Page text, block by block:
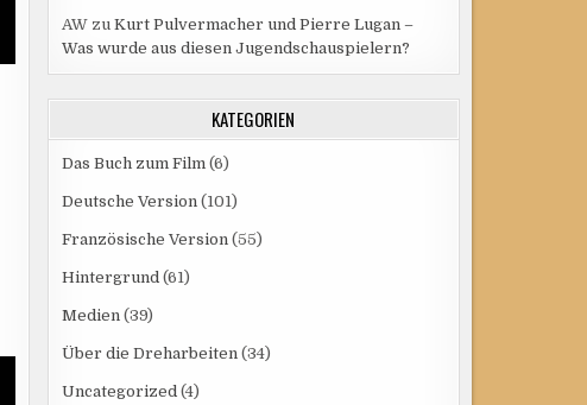
AWzu Kurt Pulvermacher und Pierre Lugan –
Was wurde aus diesen Jugendschauspielern?
KATEGORIEN
Das Buch zum Film(6)
Deutsche Version(101)
Französische Version(55)
Hintergrund(61)
Medien(39)
Über die Dreharbeiten(34)
Uncategorized(4)